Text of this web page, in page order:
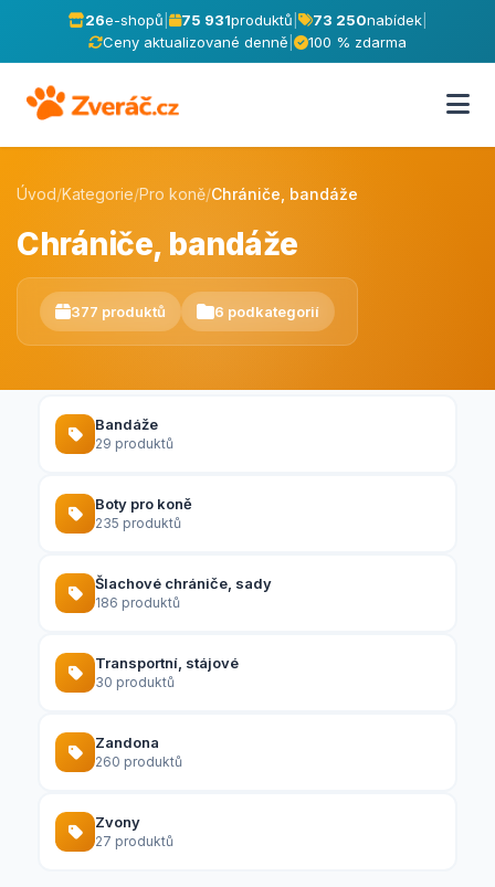
26e-shopů 75 931produktů 73 250nabídek|
Ceny aktualizované denně
100 % zdarma
Úvod/Kategorie/Pro koně/Chrániče, bandáže
Chrániče, bandáže
377 produktů 6 podkategorií
Bandáže
29 produktů
Boty pro koně
235 produktů
Šlachové chrániče, sady
186 produktů
Transportní, stájové
30 produktů
Zandona
260 produktů
Zvony
27 produktů